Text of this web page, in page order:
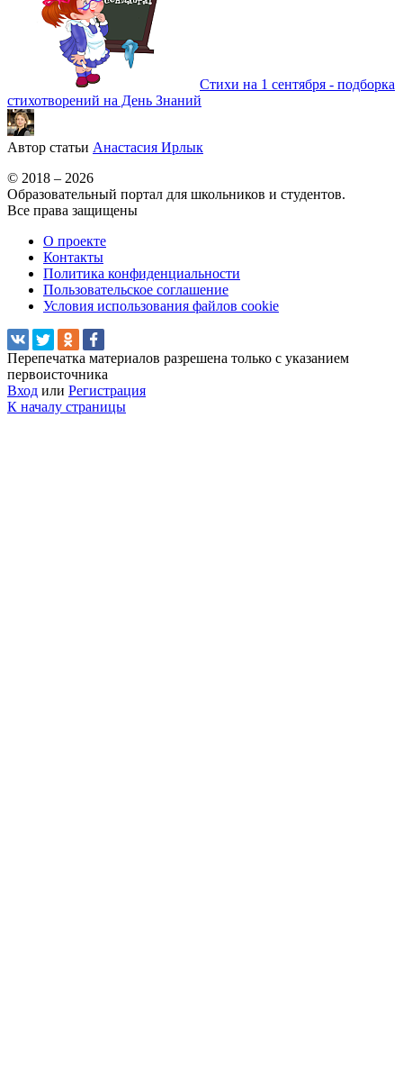
Стихи на 1 сентября - подборка
стихотворений на День Знаний
Автор статьи Анастасия Ирлык
© 2018 – 2026
Образовательный портал для школьников и студентов.
Все права защищены
О проекте
Контакты
Политика конфиденциальности
Пользовательское соглашение
Условия использования файлов cookie
Перепечатка материалов разрешена только с указанием
первоисточника
Вход или Регистрация
К началу страницы